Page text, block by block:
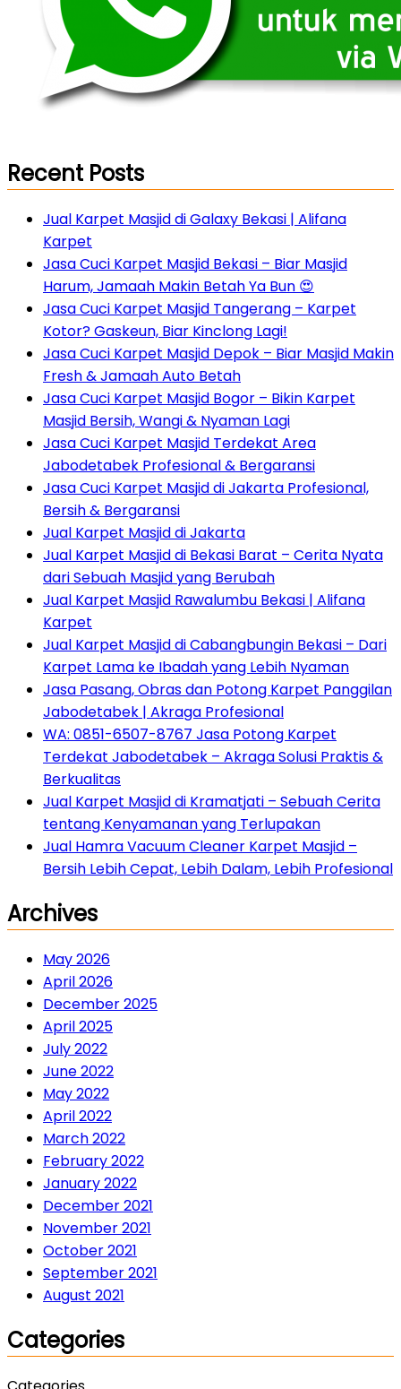
Recent Posts
Jual Karpet Masjid di Galaxy Bekasi | Alifana
Karpet
Jasa Cuci Karpet Masjid Bekasi – Biar Masjid
Harum, Jamaah Makin Betah Ya Bun 😍
Jasa Cuci Karpet Masjid Tangerang – Karpet
Kotor? Gaskeun, Biar Kinclong Lagi!
Jasa Cuci Karpet Masjid Depok – Biar Masjid Makin
Fresh & Jamaah Auto Betah
Jasa Cuci Karpet Masjid Bogor – Bikin Karpet
Masjid Bersih, Wangi & Nyaman Lagi
Jasa Cuci Karpet Masjid Terdekat Area
Jabodetabek Profesional & Bergaransi
Jasa Cuci Karpet Masjid di Jakarta Profesional,
Bersih & Bergaransi
Jual Karpet Masjid di Jakarta
Jual Karpet Masjid di Bekasi Barat – Cerita Nyata
dari Sebuah Masjid yang Berubah
Jual Karpet Masjid Rawalumbu Bekasi | Alifana
Karpet
Jual Karpet Masjid di Cabangbungin Bekasi – Dari
Karpet Lama ke Ibadah yang Lebih Nyaman
Jasa Pasang, Obras dan Potong Karpet Panggilan
Jabodetabek | Akraga Profesional
WA: 0851-6507-8767 Jasa Potong Karpet
Terdekat Jabodetabek – Akraga Solusi Praktis &
Berkualitas
Jual Karpet Masjid di Kramatjati – Sebuah Cerita
tentang Kenyamanan yang Terlupakan
Jual Hamra Vacuum Cleaner Karpet Masjid –
Bersih Lebih Cepat, Lebih Dalam, Lebih Profesional
Archives
May 2026
April 2026
December 2025
April 2025
July 2022
June 2022
May 2022
April 2022
March 2022
February 2022
January 2022
December 2021
November 2021
October 2021
September 2021
August 2021
Categories